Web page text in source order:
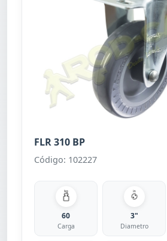
FLR 310 BP
Código: 102227
60
Carga
3"
Diametro